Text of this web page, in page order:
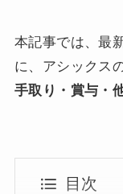
本記事では、最
に、アシックス
手取り・賞与・
目次